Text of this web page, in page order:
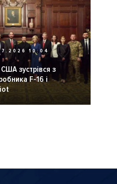
10:04
зустрівся з
F-16 і